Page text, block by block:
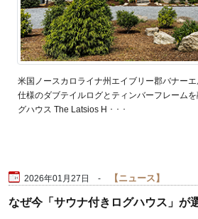
米国ノースカロライナ州エイブリー郡バナー
仕様のダブテイルログとティンバーフレーム
グハウス The Latsios H ･ ･ ･
2026年01月27日 - ニュース
なぜ今「サウナ付きログハウス」が